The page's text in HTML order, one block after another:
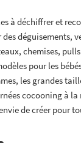
à déchiffrer et
déguisements,
chemises,
pour les
les grandes
cocooning à la
de créer pour